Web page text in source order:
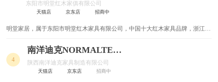
沙发椅
儿童凳
东阳市明堂红木家俱有限公司
天猫店 京东店 招商中
明堂家居，属于东阳市明堂红木家具有限公司，中国十大红木家具品牌，浙江省
家具龙头企业，行业国家标准起草单位。
4
南洋迪克NORMALTECK
陕西南洋迪克家具制造有限公司
天猫店 京东店 招商中